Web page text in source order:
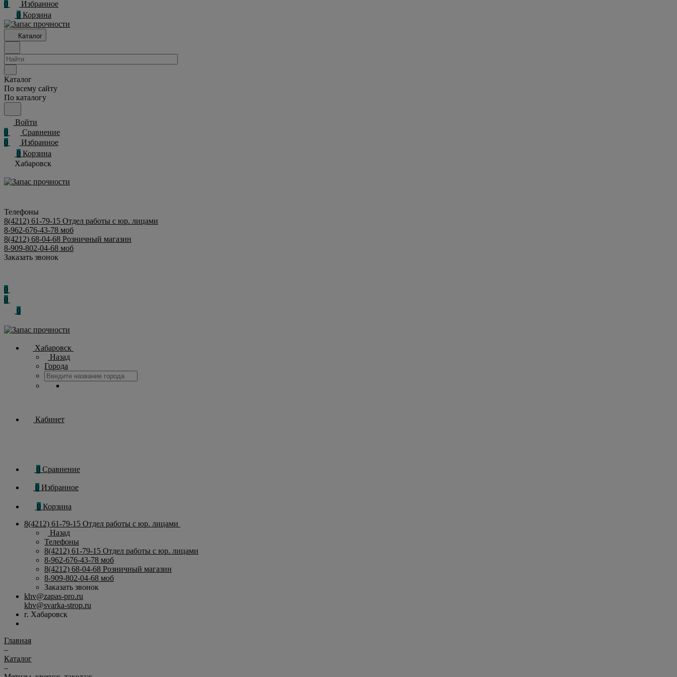
0
Избранное
0 Корзина
Каталог
Каталог
По всему сайту
По каталогу
Войти
0
Сравнение
0
Избранное
0 Корзина
Хабаровск
Телефоны
8(4212) 61-79-15 Отдел работы с юр. лицами
8-962-676-43-78 моб
8(4212) 68-04-68 Розничный магазин
8-909-802-04-68 моб
Заказать звонок
0
0
0
Хабаровск
Назад
Города
Кабинет
0 Сравнение
0 Избранное
0 Корзина
8(4212) 61-79-15 Отдел работы с юр. лицами
Назад
Телефоны
8(4212) 61-79-15 Отдел работы с юр. лицами
8-962-676-43-78 моб
8(4212) 68-04-68 Розничный магазин
8-909-802-04-68 моб
Заказать звонок
khv@zapas-pro.ru
khv@svarka-strop.ru
г. Хабаровск
Главная
–
Каталог
–